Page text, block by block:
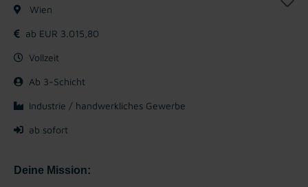
Wien
ab EUR 3.015,80
Vollzeit
Ab 3-Schicht
Industrie / handwerkliches Gewerbe
ab sofort
Deine Mission: